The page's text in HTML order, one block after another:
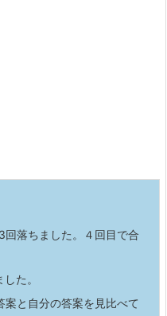
落ちました。４回目で合
た。
と自分の答案を見比べて